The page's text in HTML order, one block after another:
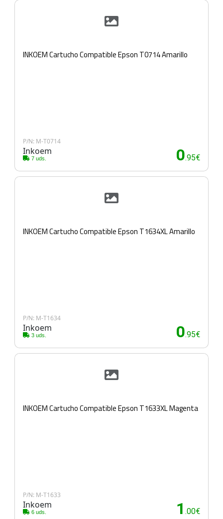
INKOEM Cartucho Compatible Epson T0714 Amarillo
P/N: M-T0714
Inkoem
7 uds. 0.95€
INKOEM Cartucho Compatible Epson T1634XL Amarillo
P/N: M-T1634
Inkoem
3 uds. 0.95€
INKOEM Cartucho Compatible Epson T1633XL Magenta
P/N: M-T1633
Inkoem
6 uds. 1 .00€